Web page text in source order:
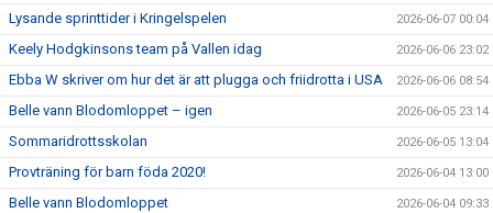
Lysande sprinttider i Kringelspelen 2026-06-07 00:04
Keely Hodgkinsons team på Vallen idag 2026-06-06 23:02
Ebba W skriver om hur det är att plugga och friidrotta i USA 2026-06-06 08:54
Belle vann Blodomloppet – igen 2026-06-05 23:14
Sommaridrottsskolan 2026-06-05 13:04
Provträning för barn föda 2020! 2026-06-04 13:00
Belle vann Blodomloppet 2026-06-04 09:33